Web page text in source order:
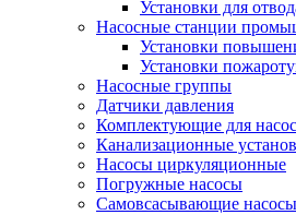
Установки для
Насосные станции
Установки
Установки
Насосные группы
Датчики давления
Комплектующие для
Канализационные
Насосы циркуляционные
Погружные насосы
Самовсасывающие насосы